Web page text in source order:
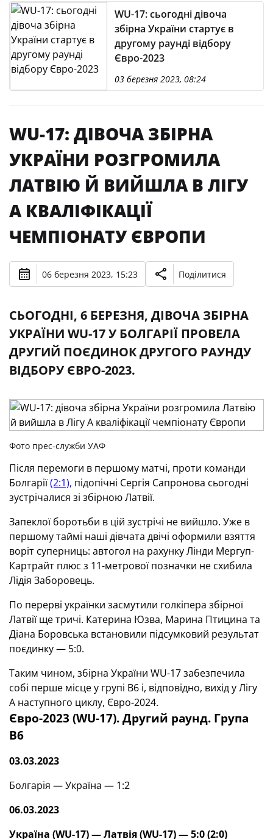
WU-17: сьогодні дівоча
збірна України стартує в
другому раунді відбору
Євро-2023
03 березня 2023, 08:24
WU-17: ДІВОЧА ЗБІРНА
УКРАЇНИ РОЗГРОМИЛА
ЛАТВІЮ Й ВИЙШЛА В ЛІГУ
А КВАЛІФІКАЦІЇ
ЧЕМПІОНАТУ ЄВРОПИ
06 березня 2023, 15:23 Поділитися
СЬОГОДНІ, 6 БЕРЕЗНЯ, ДІВОЧА ЗБІРНА
УКРАЇНИ WU-17 У БОЛГАРІЇ ПРОВЕЛА
ДРУГИЙ ПОЄДИНОК ДРУГОГО РАУНДУ
ВІДБОРУ ЄВРО-2023.
Фото прес-служби УАФ
Після перемоги в першому матчі, проти команди
Болгарії(2:1), підопічні Сергія Сапронова сьогодні
зустрічалися зі збірною Латвії.
Запеклої боротьби в цій зустрічі не вийшло. Уже в
першому таймі наші дівчата двічі оформили взяття
воріт суперниць: автогол на рахунку Лінди Мергуп-
Картрайт плюс з 11-метрової позначки не схибила
Лідія Заборовець.
По перерві українки засмутили голкіпера збірної
Латвії ще тричі. Катерина Юзва, Марина Птицина та
Діана Боровська встановили підсумковий результат
поєдинку — 5:0.
Таким чином, збірна України WU-17 забезпечила
собі перше місце у групі В6 і, відповідно, вихід у Лігу
А наступного циклу, Євро-2024.
Євро-2023 (WU-17). Другий раунд. Група
В6
03.03.2023
Болгарія — Україна — 1:2
06.03.2023
Україна (WU-17) —Латвія(WU-17) — 5:0 (2:0)